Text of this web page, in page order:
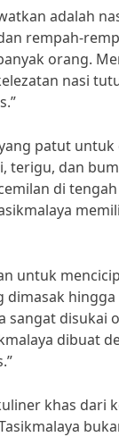
adalah
rempah-
orang.
nasi
patut
terigu, dan
di
untuk
disukai
dibuat
khas dari